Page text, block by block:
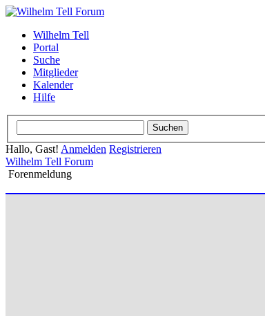
Wilhelm Tell
Portal
Suche
Mitglieder
Kalender
Hilfe
Hallo, Gast! Anmelden Registrieren
Wilhelm Tell Forum
Forenmeldung